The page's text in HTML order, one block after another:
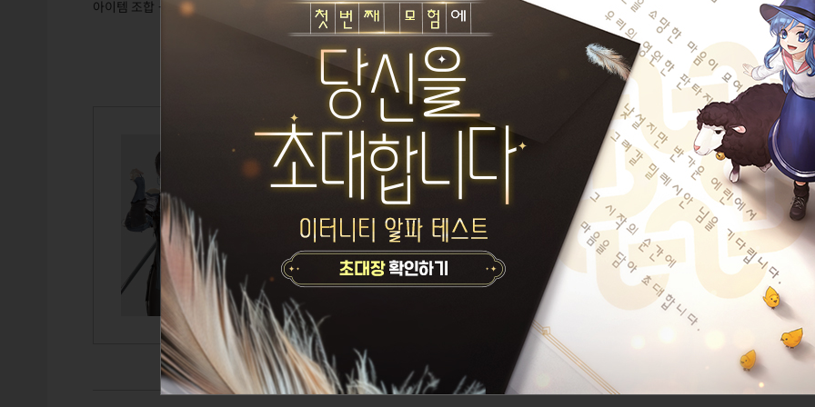
아이템 조합 - 교체 조합 - 소재 합성 - 아이템 분해
칡흙신
Lv.115이비
에르그 만드는
TITLE
회복의 요정
GUILD
나의나라